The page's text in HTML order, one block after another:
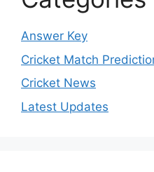
Answer Key
Cricket Match
Cricket News
Latest Updates